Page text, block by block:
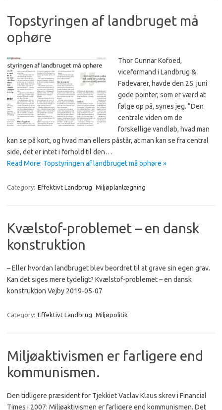
Topstyringen af landbruget må
ophøre
Thor Gunnar Kofoed,
viceformand i Landbrug &
Fødevarer, havde den 25. juni
gode pointer, som er værd at
følge op på, synes jeg. ”Den
centrale viden om de
forskellige vandløb, hvad man
kan se på kort, og hvad man ellers påstår, at man kan se fra central
side, det er intet i forhold til den…
Read More: Topstyringen af landbruget må ophøre »
Category: Effektivt Landbrug Miljøplanlægning
Kvælstof-problemet – en dansk
konstruktion
– Eller hvordan landbruget blev beordret til at grave sin egen grav.
Kan det siges mere tydeligt? Kvælstof-problemet – en dansk
konstruktion Vejby 2019-05-07
Category: Effektivt Landbrug Miljøpolitik
Miljøaktivismen er farligere end
kommunismen.
Den tidligere præsident for Tjekkiet Vaclav Klaus skrev i Financial
Times i 2007: Miljøaktivismen er farligere end kommunismen. Det